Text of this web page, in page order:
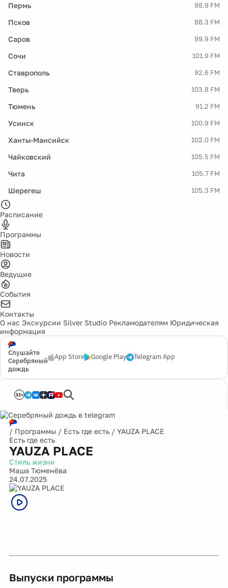
Пермь 98.9 FM
Псков 88.3 FM
Саров 99.9 FM
Сочи 101.9 FM
Ставрополь 92.6 FM
Тверь 103.8 FM
Тюмень 91.2 FM
Усинск 100.9 FM
Ханты-Мансийск 102.0 FM
Чайковский 105.5 FM
Чита 105.7 FM
Шерегеш 105.3 FM
Расписание
Программы
Новости
Ведущие
События
Контакты
О нас Экскурсии Silver Studio Рекламодателям Юридическая
информация
Слушайте
Серебряный
дождь
App Store Google Play Telegram App
12+
/ Программы / Есть где есть / YAUZA PLACE
Есть где есть
YAUZA PLACE
Стиль жизни
Маша Тюменёва
24.07.2025
Выпуски программы